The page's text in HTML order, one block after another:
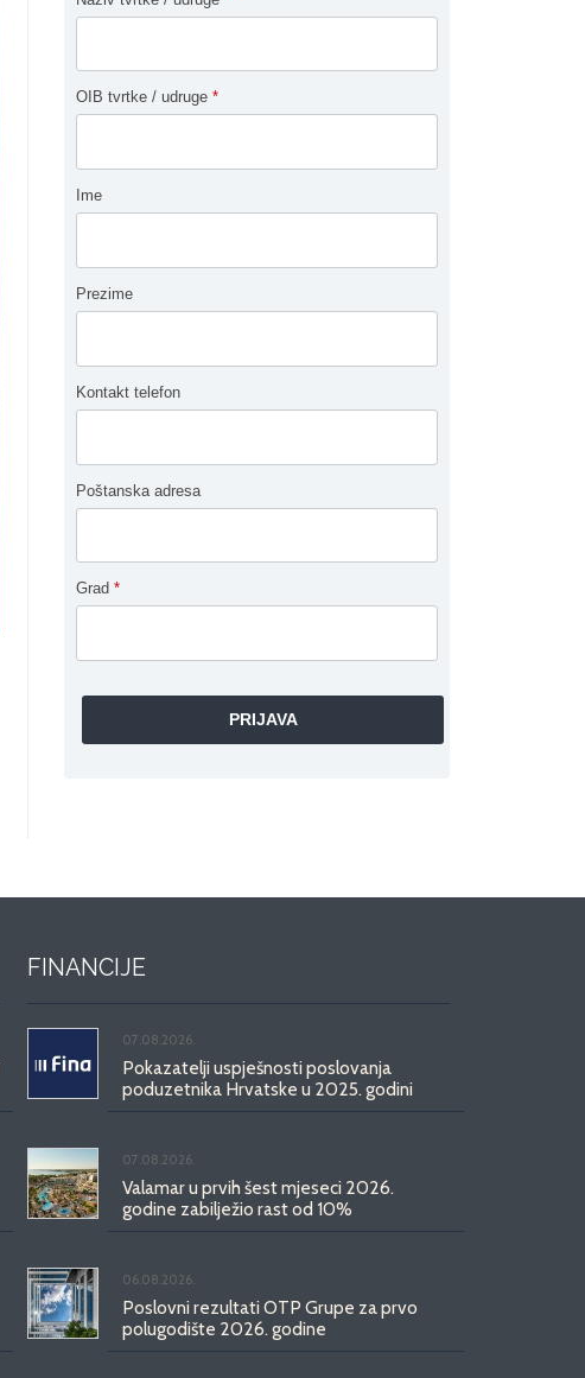
OIB tvrtke / udruge *
Ime
Prezime
Kontakt telefon
Poštanska adresa
Grad *
FINANCIJE
07.08.2026.
Pokazatelji uspješnosti poslovanja
poduzetnika Hrvatske u 2025. godini
07.08.2026.
Valamar u prvih šest mjeseci 2026.
godine zabilježio rast od 10%
06.08.2026.
Poslovni rezultati OTP Grupe za prvo
polugodište 2026. godine